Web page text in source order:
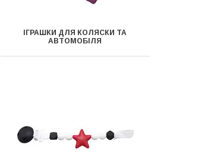
ІГРАШКИ ДЛЯ КОЛЯСКИ ТА
АВТОМОБІЛЯ